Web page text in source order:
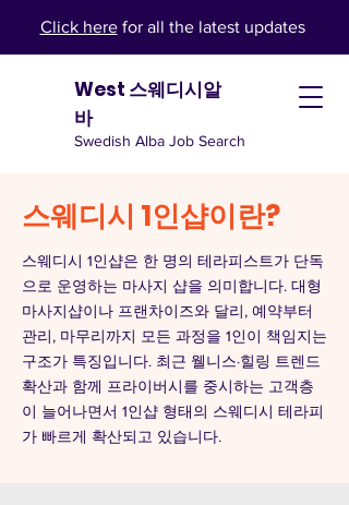
Click herefor all the latest updates
West 스웨디시알
바
Swedish Alba Job Search
스웨디시 1인샵이란?
스웨디시 1인샵은 한 명의 테라피스트가 단독
으로 운영하는 마사지 샵을 의미합니다. 대형
마사지샵이나 프랜차이즈와 달리, 예약부터
관리, 마무리까지 모든 과정을 1인이 책임지는
구조가 특징입니다. 최근 웰니스·힐링 트렌드
확산과 함께 프라이버시를 중시하는 고객층
이 늘어나면서 1인샵 형태의 스웨디시 테라피
가 빠르게 확산되고 있습니다.